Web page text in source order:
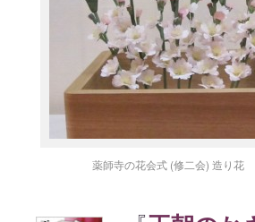
薬師寺の花会式 (修二会) 造り花